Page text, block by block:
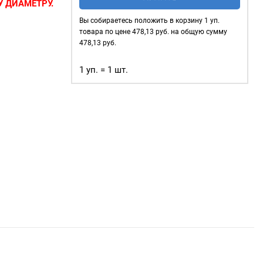
ДИАМЕТРУ.
уп.
500
цвет:
Оксид
Вы собираетесь положить в корзину 1 уп.
товара по цене478,13 руб. на общую сумму
478,13 руб.
1 уп. = 1 шт.